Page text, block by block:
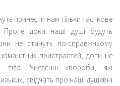
принести нам тільки часткове
Проте доки наші душі будуть
не стануть по-справжньому
пристрастей, доти не
Численні хвороби, які
свідчать про наші душевні